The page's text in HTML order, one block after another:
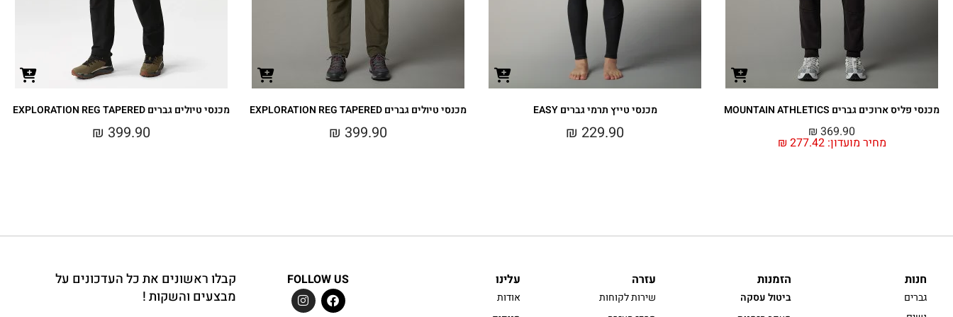
מכנסי פליס ארוכים גברים MOUNTAIN ATHLETICS
מחיר מועדון: ₪ 277.42
₪ 369.90
מכנסי טייץ תרמי גברים EASY
₪ 229.90
מכנסי טיולים גברים EXPLORATION REG TAPERED
₪ 399.90
מכנסי טיולים גברים EXPLORATION REG TAPERED
₪ 399.90
חנות
גברים
הזמנות
ביטול עסקה
עזרה
שירות לקוחות
עלינו
אודות
FOLLOW US
קבלו ראשונים את כל העדכונים על
מבצעים והשקות !